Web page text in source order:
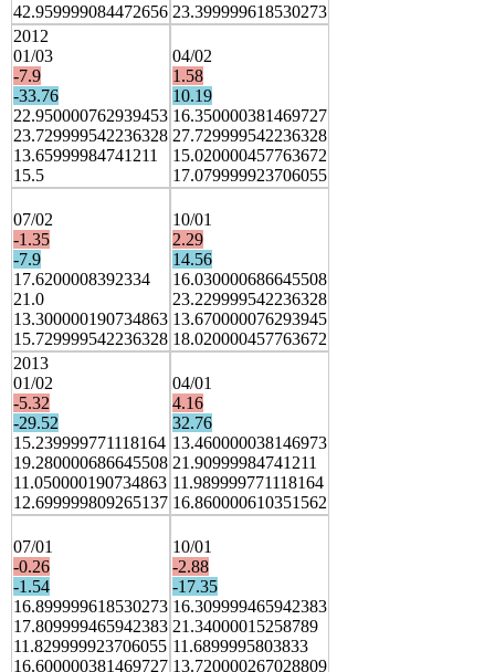
42.959999084472656 23.399999618530273
2012
01/03
-7.9
-33.76
22.950000762939453
23.729999542236328
13.65999984741211
15.5
04/02
1.58
10.19
16.350000381469727
27.729999542236328
15.020000457763672
17.079999923706055
07/02
-1.35
-7.9
17.6200008392334
21.0
13.300000190734863
15.729999542236328
10/01
2.29
14.56
16.030000686645508
23.229999542236328
13.670000076293945
18.020000457763672
2013
01/02
-5.32
-29.52
15.239999771118164
19.280000686645508
11.050000190734863
12.699999809265137
04/01
4.16
32.76
13.460000038146973
21.90999984741211
11.989999771118164
16.860000610351562
07/01
-0.26
-1.54
16.899999618530273
17.809999465942383
11.829999923706055
16.600000381469727
10/01
-2.88
-17.35
16.309999465942383
21.34000015258789
11.6899995803833
13.720000267028809